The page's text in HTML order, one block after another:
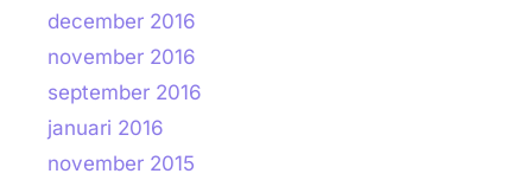
december 2016
november 2016
september 2016
januari 2016
november 2015